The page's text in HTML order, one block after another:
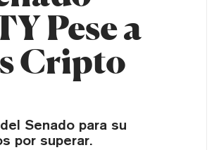
Pese a
Cripto
Senado para su
por superar.